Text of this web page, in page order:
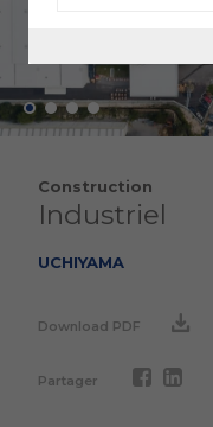
Construction
Industriel
UCHIYAMA
Download PDF
Partager